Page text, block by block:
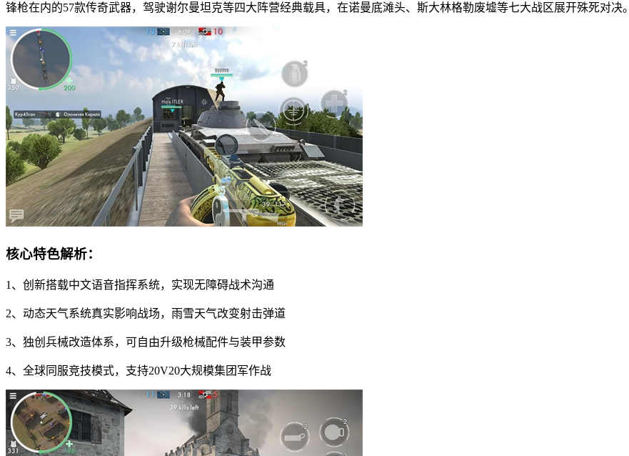
锋枪在内的57款传奇武器，驾驶谢尔曼坦克等四大阵营经典载具，在诺曼底滩头、斯大林格勒废墟等七大战区展开殊死对决。
核心特色解析：
1、创新搭载中文语音指挥系统，实现无障碍战术沟通
2、动态天气系统真实影响战场，雨雪天气改变射击弹道
3、独创兵械改造体系，可自由升级枪械配件与装甲参数
4、全球同服竞技模式，支持20V20大规模集团军作战